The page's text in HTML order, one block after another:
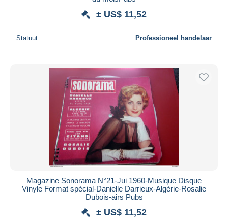
± US$ 11,52
Statuut Professioneel handelaar
Magazine Sonorama N°21-Jui 1960-Musique Disque
Vinyle Format spécial-Danielle Darrieux-Algérie-Rosalie
Dubois-airs Pubs
± US$ 11,52